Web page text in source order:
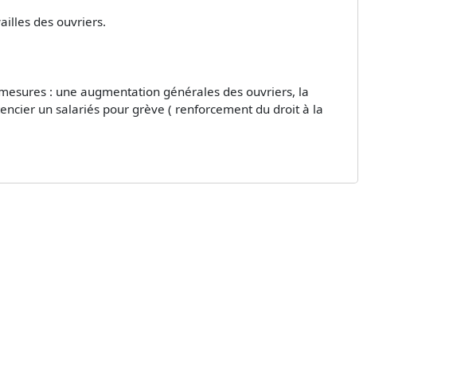
des ouvriers.
: une augmentation générales des ouvriers, la
un salariés pour grève ( renforcement du droit à la